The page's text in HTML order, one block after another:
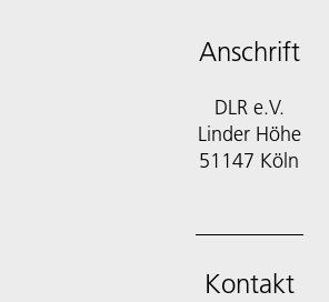
Anschrift
DLR e.V.
Linder Höhe
51147 Köln
Kontakt